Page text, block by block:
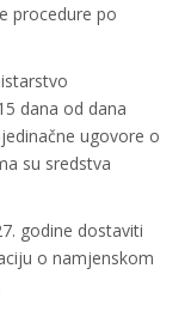
procedure po
dana od dana
ugovore o
su sredstva
godine dostaviti
o namjenskom